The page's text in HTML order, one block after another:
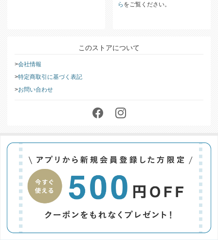
ら をご覧ください。
このストアについて
会社情報
特定商取引に基づく表記
お問い合わせ